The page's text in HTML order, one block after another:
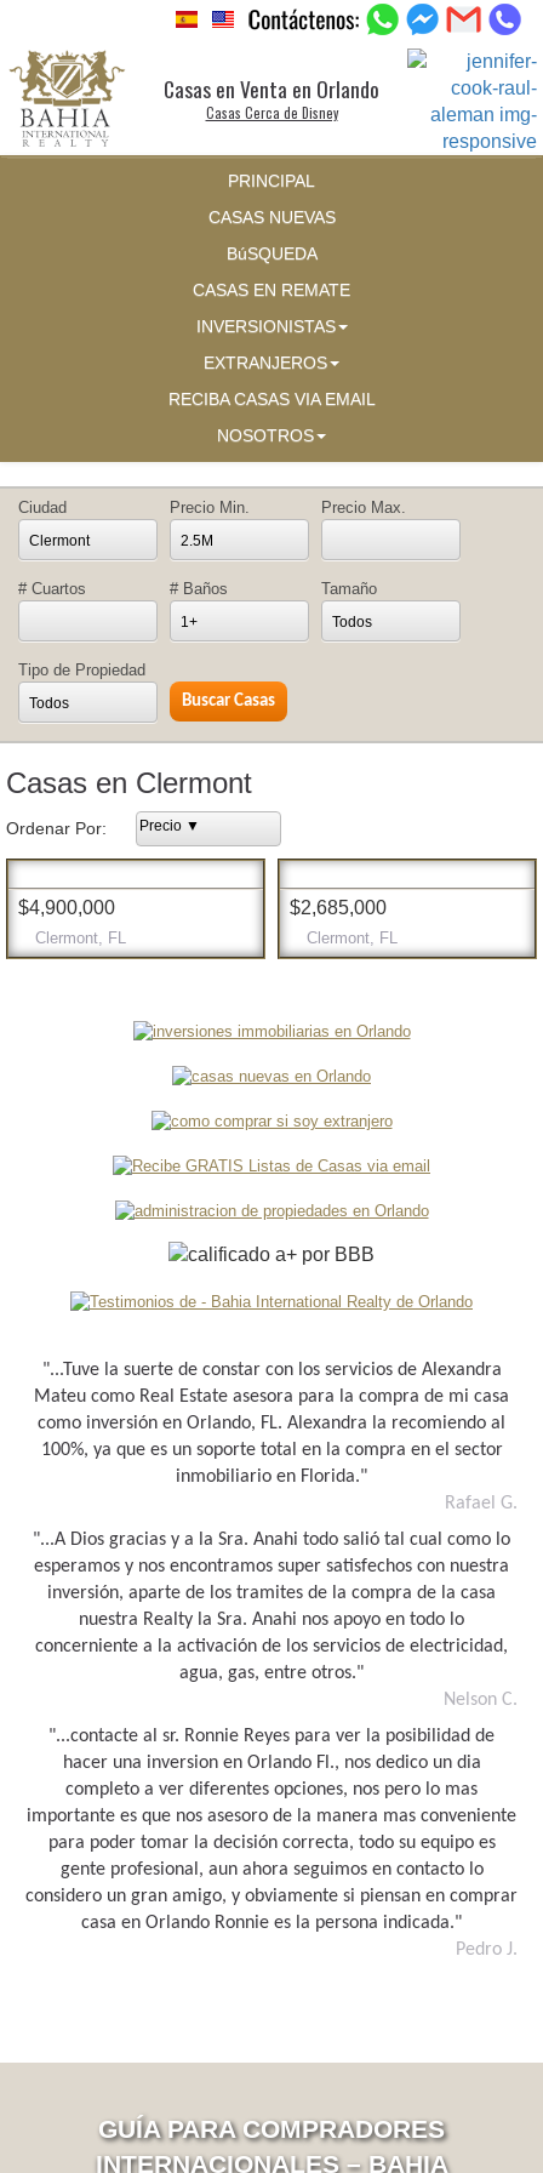
Casas en Venta en Orlando
Casas Cerca de Disney
PRINCIPAL
CASAS NUEVAS
BúSQUEDA
CASAS EN REMATE
INVERSIONISTAS
EXTRANJEROS
RECIBA CASAS VIA EMAIL
NOSOTROS
Ciudad
Clermont
Precio Min.
2.5M
Precio Max.
# Cuartos # Baños
1+
Tamaño
Todos
Tipo de Propiedad
Todos
Casas en Clermont
Ordenar Por: Precio ▼
$4,900,000
Clermont, FL
$2,685,000
Clermont, FL
"...Tuve la suerte de constar con los servicios de Alexandra
Mateu como Real Estate asesora para la compra de mi casa
como inversión en Orlando, FL. Alexandra la recomiendo al
100%, ya que es un soporte total en la compra en el sector
inmobiliario en Florida."
Rafael G.
"...A Dios gracias y a la Sra. Anahi todo salió tal cual como lo
esperamos y nos encontramos super satisfechos con nuestra
inversión, aparte de los tramites de la compra de la casa
nuestra Realty la Sra. Anahi nos apoyo en todo lo
concerniente a la activación de los servicios de electricidad,
agua, gas, entre otros."
Nelson C.
"...contacte al sr. Ronnie Reyes para ver la posibilidad de
hacer una inversion en Orlando Fl., nos dedico un dia
completo a ver diferentes opciones, nos pero lo mas
importante es que nos asesoro de la manera mas conveniente
para poder tomar la decisión correcta, todo su equipo es
gente profesional, aun ahora seguimos en contacto lo
considero un gran amigo, y obviamente si piensan en comprar
casa en Orlando Ronnie es la persona indicada."
Pedro J.
GUÍA PARA COMPRADORES
INTERNACIONALES – BAHIA